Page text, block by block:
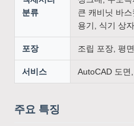
분류
큰 캐비닛 바
용기, 식기 상
포장 조립 포장, 평
서비스 AutoCAD 도면
주요 특징